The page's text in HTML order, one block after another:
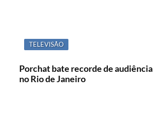
TELEVISÃO
Porchat bate recorde de audiência
no Rio de Janeiro